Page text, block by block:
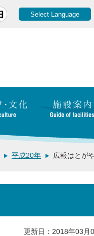
Select Language
平成20年 広報はとが
更新日：2018年03月